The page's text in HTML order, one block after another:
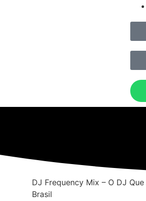
DJ Frequency Mix – O DJ
Brasil